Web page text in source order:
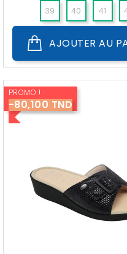
Public
39 40 41
AJOUTER AU
PROMO !
-80,100 TND